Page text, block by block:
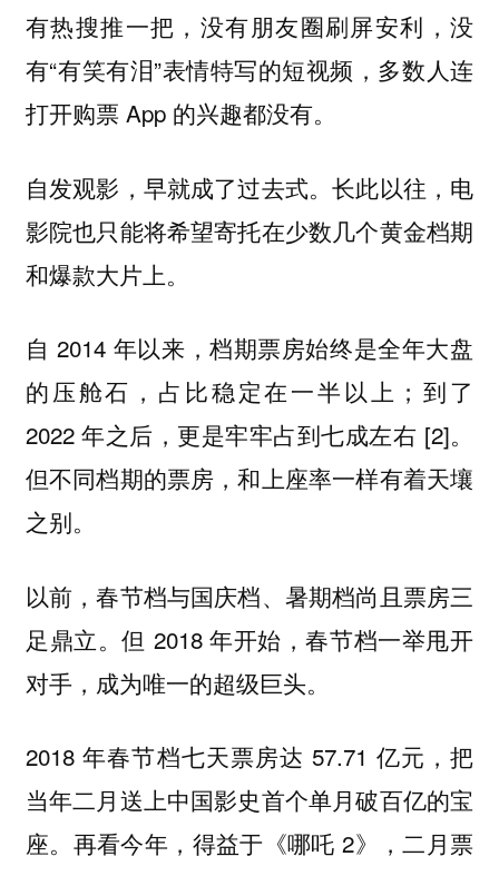
有热搜推一把，没有朋友圈刷屏安利，没
有“有笑有泪”表情特写的短视频，多数人连
打开购票 App 的兴趣都没有。
自发观影，早就成了过去式。长此以往，电
影院也只能将希望寄托在少数几个黄金档期
和爆款大片上。
自 2014 年以来，档期票房始终是全年大盘
的压舱石，占比稳定在一半以上；到了
2022 年之后，更是牢牢占到七成左右 [2]。
但不同档期的票房，和上座率一样有着天壤
之别。
以前，春节档与国庆档、暑期档尚且票房三
足鼎立。但 2018 年开始，春节档一举甩开
对手，成为唯一的超级巨头。
2018 年春节档七天票房达 57.71 亿元，把
当年二月送上中国影史首个单月破百亿的宝
座。再看今年，得益于《哪吒 2》，二月票